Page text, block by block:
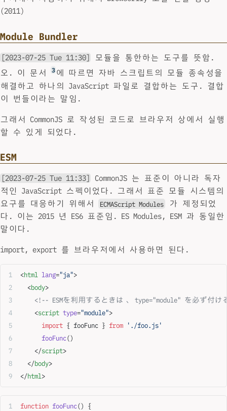
(2011)
Module Bundler
[2023-07-25 Tue 11:30]
모듈을 통한하는 도구를 뜻함.
오. 이 문서
3 에 따르면 자바 스크립트의 모듈 종속성을
해결하고 하나의 JavaScript 파일로 결합하는 도구. 결합
이 번들이라는 말임.
그래서 CommonJS 로 작성된 코드로 브라우저 상에서 실행
할 수 있게 되었다.
ESM
[2023-07-25 Tue 11:33]
CommonJS 는 표준이 아니라 독자
적인 JavaScript 스펙이었다. 그래서 표준 모듈 시스템의
요구를 대응하기 위해서
ECMAScript Modules
가 제정되었
다. 이는 2015 년 ES6 표준임. ES Modules, ESM 과 동일한
말이다.
import, export 를 브라우저에서 사용하면 된다.
<html lang="ja">
  <
body>
<!-- ESMを利用するときは、 type="module" を必ず付け
    <
script type="module">
      import
{ fooFunc } from './foo.js'
      fooFunc
()
    </
script>
  </
body>
</html>
function fooFunc() {